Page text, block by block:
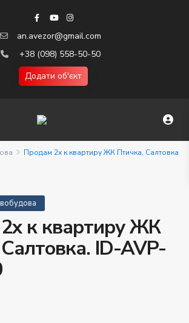
an.avezor@gmail.com
+38 (098) 558-50-50
Додати об'єкт
Продам 2х к квартиру ЖК Птичка, Салтовка
к квартиру ЖК
ID-AVP-